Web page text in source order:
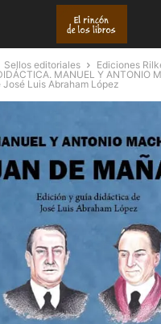
Sellos editoriales Ediciones
MANUEL Y ANTONIO
Luis Abraham López